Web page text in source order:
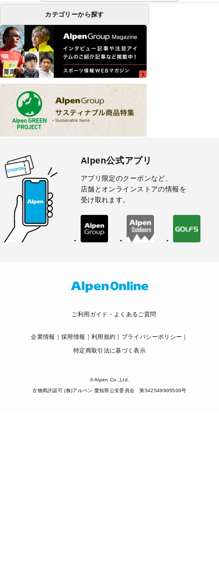
カテゴリーから探す
Alpen公式アプリ
アプリ限定のクーポンなど、
店舗とオンラインストアの情報を
受け取れます。
ご利用ガイド・よくあるご質問
企業情報 採用情報 利用規約
プライバシーポリシー
特定商取引法に基づく表示
© Alpen Co.,Ltd.
古物商許認可 (株)アルペン 愛知県公安委員会 第542549905500号